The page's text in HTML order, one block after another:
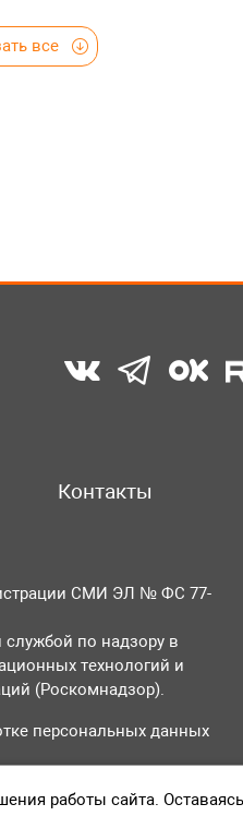
все
Контакты
СМИ ЭЛ № ФС 77-
по надзору в
технологий и
(Роскомнадзор).
персональных данных
персональных данных
работы сайта.